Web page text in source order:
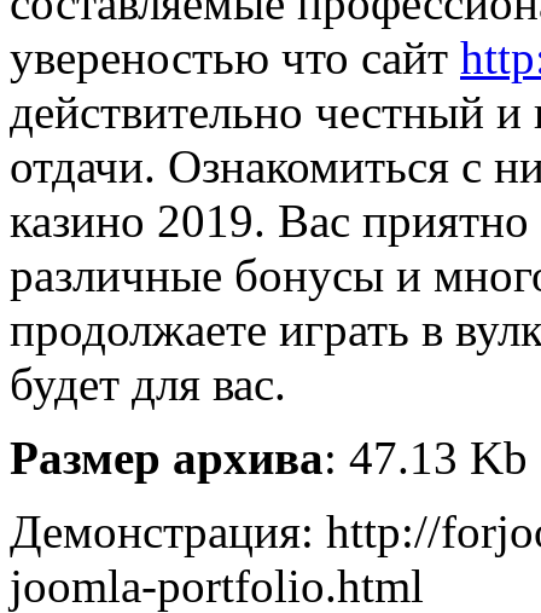
увереностью что сайт
действительно честный
отдачи. Ознакомиться с
казино 2019. Вас
различные бонусы и
продолжаете играть в
будет для вас.
Размер архива: 47.13 Kb
Демонстрация: http://
joomla-portfolio.html